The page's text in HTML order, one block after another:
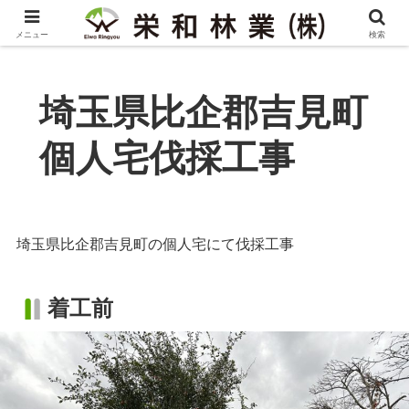
埼玉県比企郡吉見町
個人宅伐採工事
埼玉県比企郡吉見町の個人宅にて伐採工事
着工前
メニュー 検索